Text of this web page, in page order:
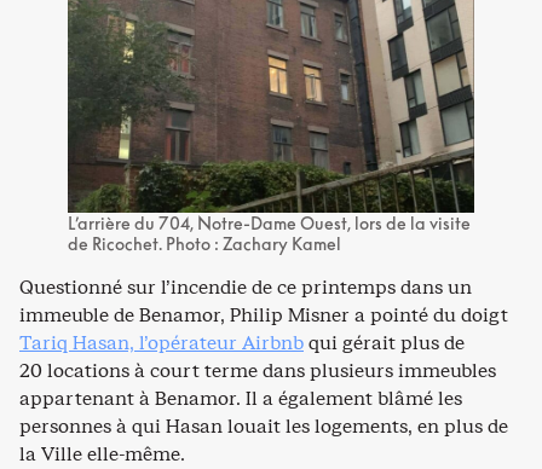
L’arrière du 704, Notre-Dame Ouest, lors de la visite
de Ricochet. Photo : Zachary Kamel
Questionné sur l’incendie de ce printemps dans un
immeuble de Benamor, Philip Misner a pointé du doigt
Tariq Hasan, l’opérateur Airbnbqui gérait plus de
20 locations à court terme dans plusieurs immeubles
appartenant à Benamor. Il a également blâmé les
personnes à qui Hasan louait les logements, en plus de
la Ville elle-même.